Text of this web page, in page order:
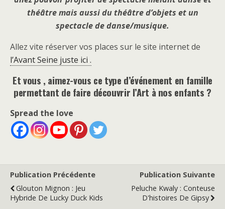
théâtre mais aussi du théâtre d’objets et un
spectacle de danse/musique.
Allez vite réserver vos places sur le site internet de
l’Avant Seine juste ici .
Et vous , aimez-vous ce type d’événement en famille
permettant de faire découvrir l’Art à nos enfants ?
Spread the love
Publication Précédente
Glouton Mignon : Jeu
Hybride De Lucky Duck Kids
Publication Suivante
Peluche Kwaly : Conteuse
D'histoires De Gipsy